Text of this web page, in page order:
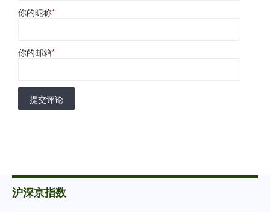
你的昵称*
你的邮箱*
提交评论
沪深京指数